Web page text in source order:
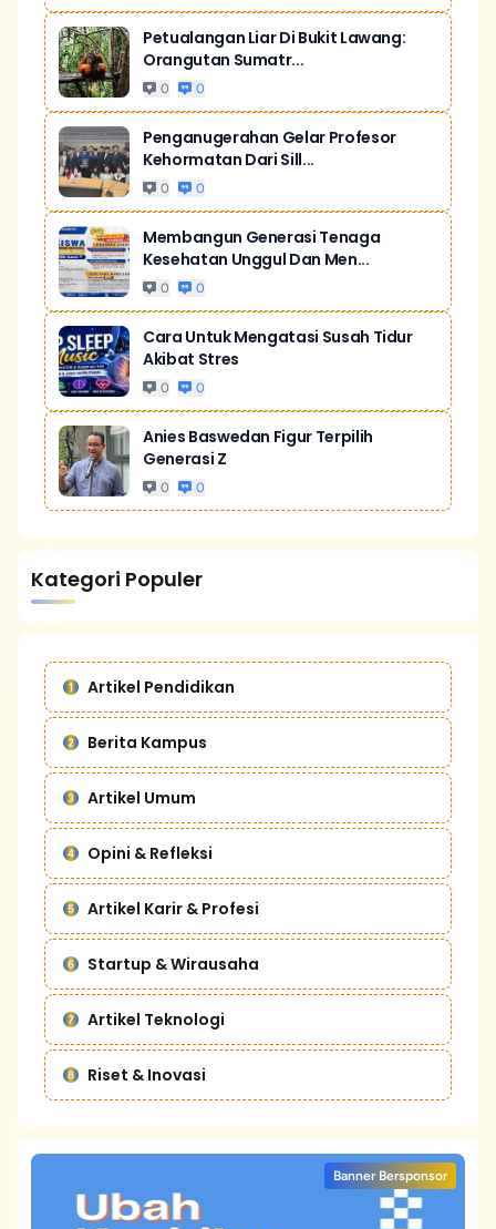
Petualangan Liar Di Bukit Lawang:
Orangutan Sumatr...
0 0
Penganugerahan Gelar Profesor
Kehormatan Dari Sill...
0 0
Membangun Generasi Tenaga
Kesehatan Unggul Dan Men...
0 0
Cara Untuk Mengatasi Susah Tidur
Akibat Stres
0 0
Anies Baswedan Figur Terpilih
Generasi Z
0 0
Kategori Populer
Artikel Pendidikan
Berita Kampus
Artikel Umum
Opini & Refleksi
Artikel Karir & Profesi
Startup & Wirausaha
Artikel Teknologi
Riset & Inovasi
Banner Bersponsor